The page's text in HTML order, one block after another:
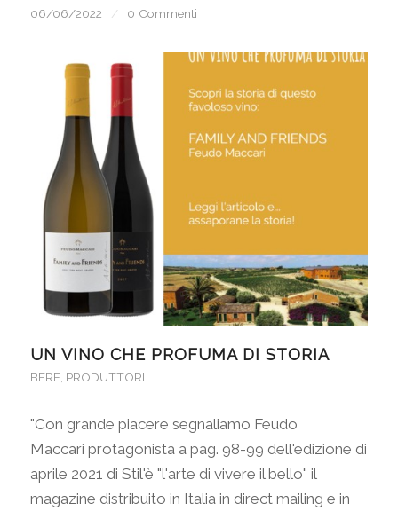
06/06/2022 / 0 Commenti
UN VINO CHE PROFUMA DI STORIA
BERE, PRODUTTORI
"Con grande piacere segnaliamo Feudo
Maccari protagonista a pag. 98-99 dell'edizione di
aprile 2021 di Stil'è "l'arte di vivere il bello" il
magazine distribuito in Italia in direct mailing e in